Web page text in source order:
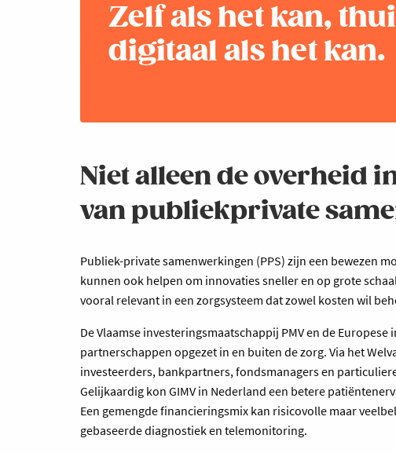
Zelf als het kan,
digitaal als het kan.
Niet alleen de overheid
van publiekprivate
Publiek-private samenwerkingen (PPS) zijn een bewezen
kunnen ook helpen om innovaties sneller en op grote
vooral relevant in een zorgsysteem dat zowel kosten wil
De Vlaamse investeringsmaatschappij PMV en de
partnerschappen opgezet in en buiten de zorg. Via het
investeerders, bankpartners, fondsmanagers en
Gelijkaardig kon GIMV in Nederland een betere
Een gemengde financieringsmix kan risicovolle maar
gebaseerde diagnostiek en telemonitoring.